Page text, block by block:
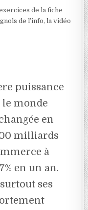
de la fiche
de l’info, la vidéo
puissance
monde
en
milliards
à
en un an.
ses